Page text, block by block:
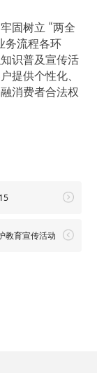
固树立 “两全
务流程各环
识普及宣传活
提供个性化、
消费者合法权
教育宣传活动